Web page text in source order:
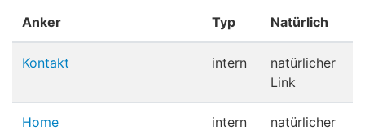
Anker Typ Natürlich
Kontakt intern
natürlicher
Link
Home intern
natürlicher